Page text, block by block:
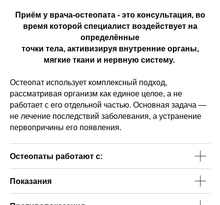
Приём у врача-остеопата - это консультация, во
время которой специалист воздействует на
определённые
точки тела, активизируя внутренние органы,
мягкие ткани и нервную систему.
Остеопат использует комплексный подход,
рассматривая организм как единое целое, а не
работает с его отдельной частью. Основная задача —
не лечение последствий заболевания, а устранение
первопричины его появления.
Остеопаты работают с:
Показания